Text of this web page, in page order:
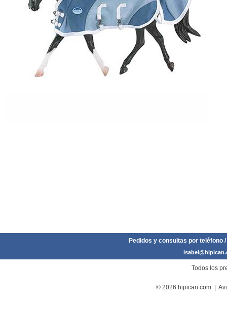
Pedidos y consultas por teléfono
Todos los
© 2026 hipican.com |